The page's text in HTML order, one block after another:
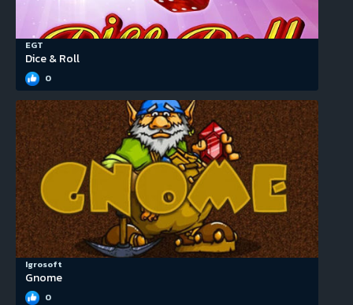
EGT
Dice & Roll
0
Igrosoft
Gnome
0